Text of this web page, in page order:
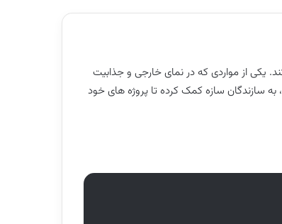
یکی از مواردی که در نمای خارجی و جذابیت
به سازندگان سازه کمک کرده تا پروژه های خود